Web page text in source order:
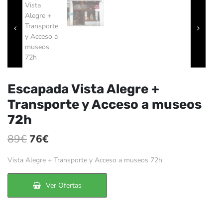
Escapada Vista Alegre +
Transporte y Acceso a museos
72h
89€El
era:
89€.
76€
es:
76€.
Vista Alegre + Transporte y Acceso a museos 72h
Ver Ofertas